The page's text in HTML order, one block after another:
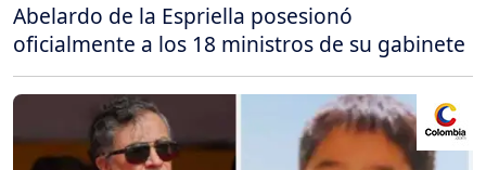
Abelardo de la Espriella posesionó
oficialmente a los 18 ministros de su gabinete